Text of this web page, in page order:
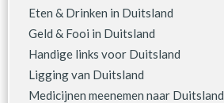
Eten & Drinken in Duitsland
Geld & Fooi in Duitsland
Handige links voor Duitsland
Ligging van Duitsland
Medicijnen meenemen naar Duitsland